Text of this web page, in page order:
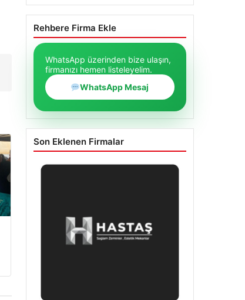
Rehbere Firma Ekle
WhatsApp üzerinden bize ulaşın,
firmanızı hemen listeleyelim.
WhatsApp Mesaj
Son Eklenen Firmalar